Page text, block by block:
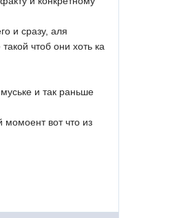
и сразу, аля
чтоб они хоть ка
и так раньше
вот что из